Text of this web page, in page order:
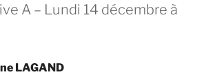
A – Lundi 14 décembre à
LAGAND